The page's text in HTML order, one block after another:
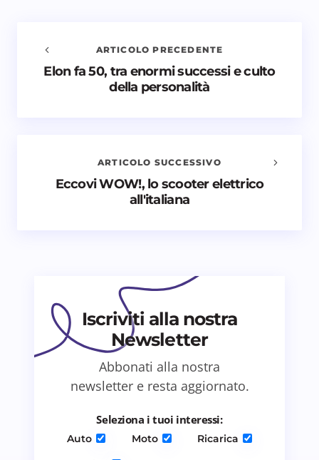
Salva il mio nome e email in questo browser
per il prossimo commento.
Avvisami quando vengono aggiunti nuovi
Invia commento
ARTICOLO PRECEDENTE
Elon fa 50, tra enormi successi e culto
della personalità
ARTICOLO SUCCESSIVO
Eccovi WOW!, lo scooter elettrico
all'italiana
Iscriviti alla nostra
Newsletter
Abbonati alla nostra
newsletter e resta aggiornato.
Seleziona i tuoi interessi:
Auto Moto
Ricarica